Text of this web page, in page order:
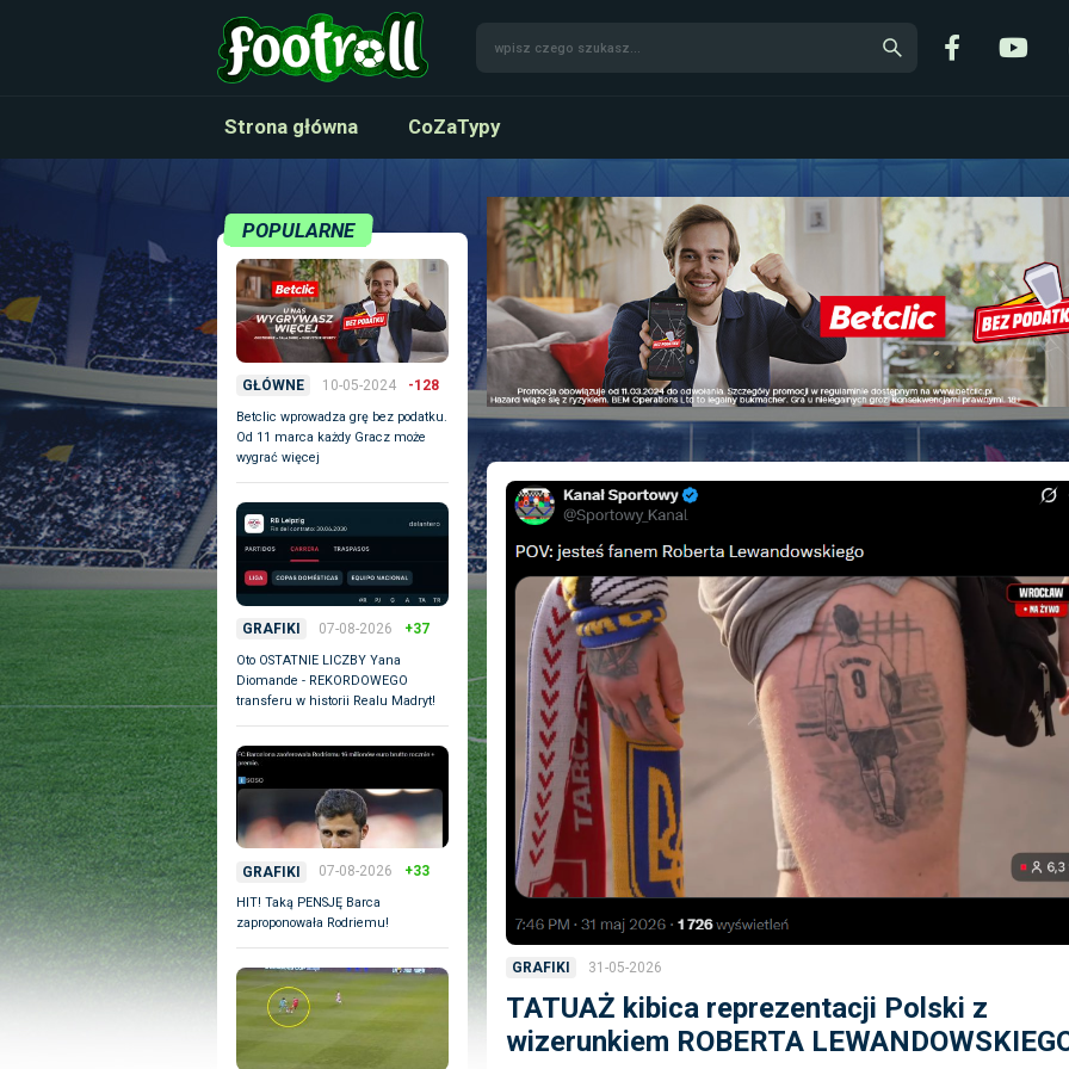
Strona główna CoZaTypy
POPULARNE
GŁÓWNE 10-05-2024 -128
Betclic wprowadza grę bez podatku.
Od 11 marca każdy Gracz może
wygrać więcej
GRAFIKI 07-08-2026 +37
Oto OSTATNIE LICZBY Yana
Diomande - REKORDOWEGO
transferu w historii Realu Madryt!
GRAFIKI 07-08-2026 +33
HIT! Taką PENSJĘ Barca
zaproponowała Rodriemu!
GRAFIKI 31-05-2026
TATUAŻ kibica reprezentacji Polski z
wizerunkiem ROBERTA